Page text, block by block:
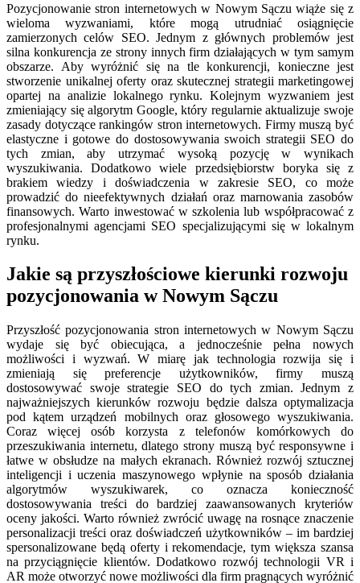
Pozycjonowanie stron internetowych w Nowym Sączu wiąże się z
wieloma wyzwaniami, które mogą utrudniać osiągnięcie
zamierzonych celów SEO. Jednym z głównych problemów jest
silna konkurencja ze strony innych firm działających w tym samym
obszarze. Aby wyróżnić się na tle konkurencji, konieczne jest
stworzenie unikalnej oferty oraz skutecznej strategii marketingowej
opartej na analizie lokalnego rynku. Kolejnym wyzwaniem jest
zmieniający się algorytm Google, który regularnie aktualizuje swoje
zasady dotyczące rankingów stron internetowych. Firmy muszą być
elastyczne i gotowe do dostosowywania swoich strategii SEO do
tych zmian, aby utrzymać wysoką pozycję w wynikach
wyszukiwania. Dodatkowo wiele przedsiębiorstw boryka się z
brakiem wiedzy i doświadczenia w zakresie SEO, co może
prowadzić do nieefektywnych działań oraz marnowania zasobów
finansowych. Warto inwestować w szkolenia lub współpracować z
profesjonalnymi agencjami SEO specjalizującymi się w lokalnym
rynku.
Jakie są przyszłościowe kierunki rozwoju
pozycjonowania w Nowym Sączu
Przyszłość pozycjonowania stron internetowych w Nowym Sączu
wydaje się być obiecująca, a jednocześnie pełna nowych
możliwości i wyzwań. W miarę jak technologia rozwija się i
zmieniają się preferencje użytkowników, firmy muszą
dostosowywać swoje strategie SEO do tych zmian. Jednym z
najważniejszych kierunków rozwoju będzie dalsza optymalizacja
pod kątem urządzeń mobilnych oraz głosowego wyszukiwania.
Coraz więcej osób korzysta z telefonów komórkowych do
przeszukiwania internetu, dlatego strony muszą być responsywne i
łatwe w obsłudze na małych ekranach. Również rozwój sztucznej
inteligencji i uczenia maszynowego wpłynie na sposób działania
algorytmów wyszukiwarek, co oznacza konieczność
dostosowywania treści do bardziej zaawansowanych kryteriów
oceny jakości. Warto również zwrócić uwagę na rosnące znaczenie
personalizacji treści oraz doświadczeń użytkowników – im bardziej
spersonalizowane będą oferty i rekomendacje, tym większa szansa
na przyciągnięcie klientów. Dodatkowo rozwój technologii VR i
AR może otworzyć nowe możliwości dla firm pragnących wyróżnić